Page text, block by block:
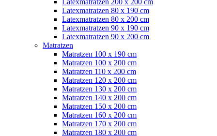
Latexmatratzen 80 x 190 cm
Latexmatratzen 80 x 200 cm
Latexmatratzen 90 x 190 cm
Latexmatratzen 90 x 200 cm
Matratzen
Matratzen 100 x 190 cm
Matratzen 100 x 200 cm
Matratzen 110 x 200 cm
Matratzen 120 x 200 cm
Matratzen 130 x 200 cm
Matratzen 140 x 200 cm
Matratzen 150 x 200 cm
Matratzen 160 x 200 cm
Matratzen 170 x 200 cm
Matratzen 180 x 200 cm